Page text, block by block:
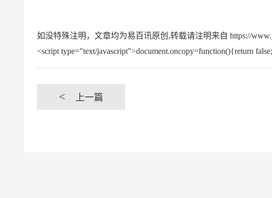
如没特殊注明，文章均为易百讯原创,转载请注明来自 https://
<script type="text/javascript">document.oncopy=function(){return
< 上一篇